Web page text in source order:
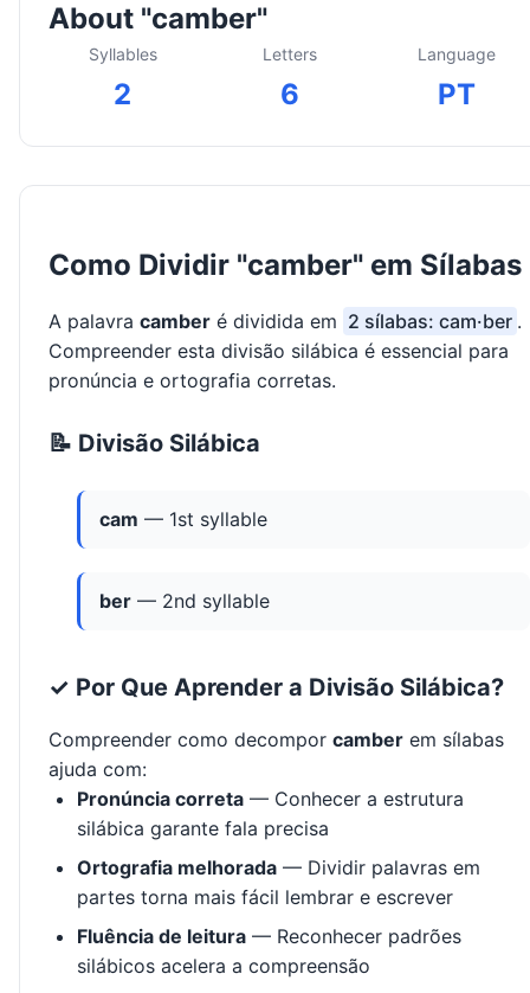
About "camber"
Syllables
2
Letters
6
Language
PT
Como Dividir "camber" em Sílabas
A palavra camber é dividida em 2 sílabas: cam·ber .
Compreender esta divisão silábica é essencial para
pronúncia e ortografia corretas.
📝 Divisão Silábica
cam — 1st syllable
ber — 2nd syllable
✓ Por Que Aprender a Divisão Silábica?
Compreender como decompor camber em sílabas
ajuda com:
Pronúncia correta — Conhecer a estrutura
silábica garante fala precisa
Ortografia melhorada — Dividir palavras em
partes torna mais fácil lembrar e escrever
Fluência de leitura — Reconhecer padrões
silábicos acelera a compreensão